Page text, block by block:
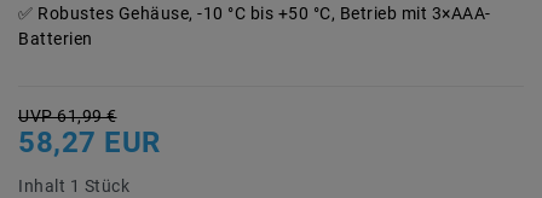
Robustes Gehäuse, -10 °C bis +50 °C, Betrieb mit 3×AAA-
Batterien
UVP 61,99 €
58,27 EUR
Inhalt 1 Stück